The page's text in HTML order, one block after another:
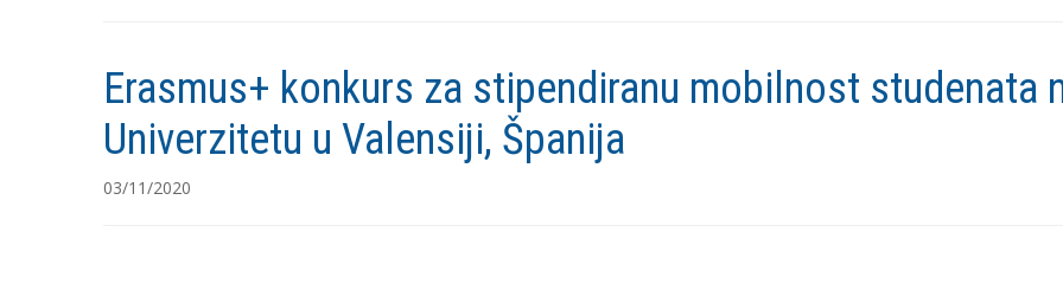
Erasmus+ konkurs za stipendiranu mobilnost studenata
Univerzitetu u Valensiji, Španija
03/11/2020